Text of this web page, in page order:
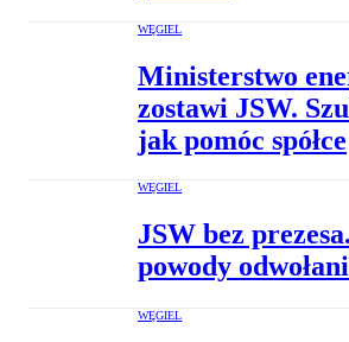
WĘGIEL
Ministerstwo
zostawi JSW.
jak pomóc spółce
WĘGIEL
JSW bez
powody
WĘGIEL